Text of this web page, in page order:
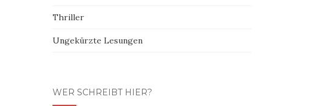
Thriller
Ungekürzte Lesungen
WER SCHREIBT HIER?